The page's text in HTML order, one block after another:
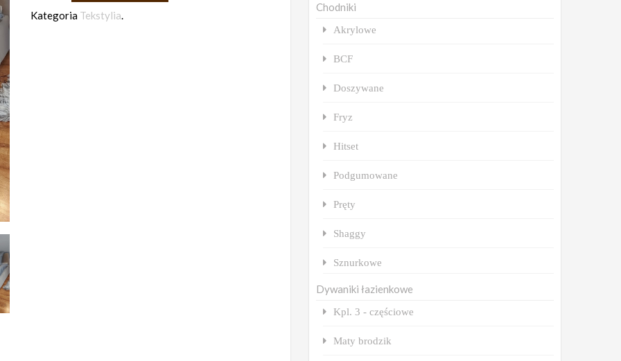
Crystal
Kategoria Tekstylia.
Chodniki
Akrylowe
BCF
Doszywane
Fryz
Hitset
Podgumowane
Pręty
Shaggy
Sznurkowe
Dywaniki łazienkowe
Kpl. 3 - częściowe
Maty brodzik